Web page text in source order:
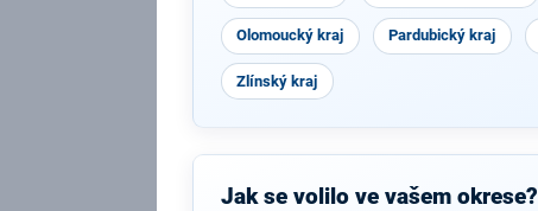
Olomoucký kraj Pardubický kraj
Zlínský kraj
Jak se volilo ve vašem okrese?